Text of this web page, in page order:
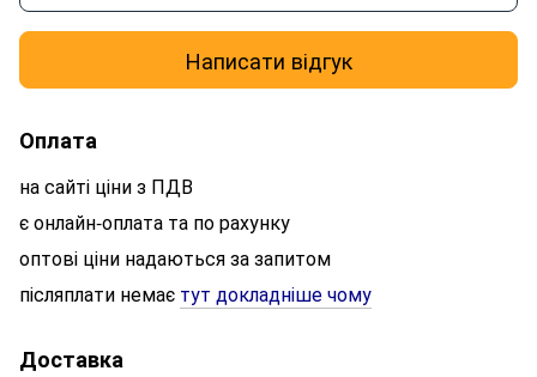
Написати відгук
Оплата
на сайті ціни з ПДВ
є онлайн-оплата та по рахунку
оптові ціни надаються за запитом
післяплати немає тут докладніше чому
Доставка